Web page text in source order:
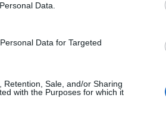
Data.
Data for Targeted
Sale, and/or Sharing
with the Purposes for which it